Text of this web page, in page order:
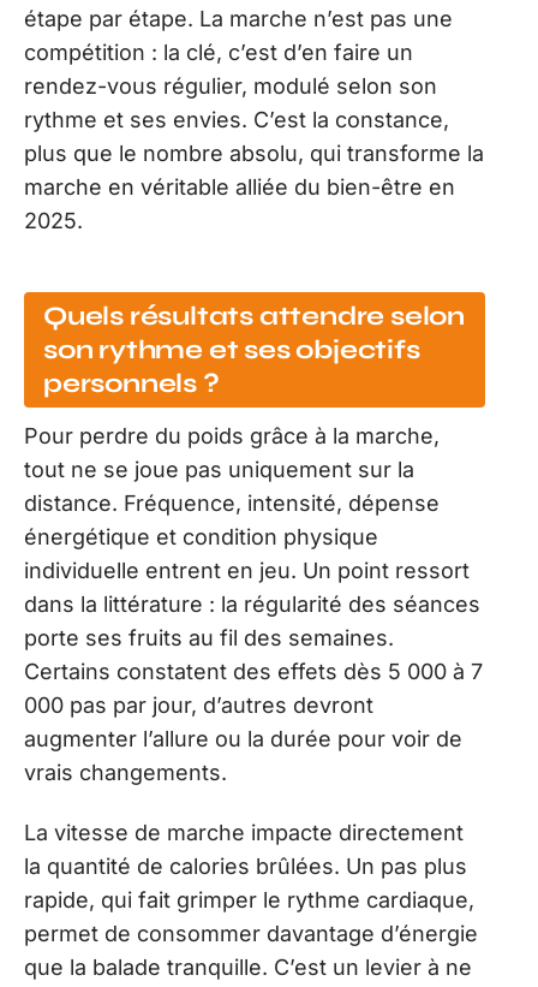
étape par étape. La marche n’est pas une
compétition : la clé, c’est d’en faire un
rendez-vous régulier, modulé selon son
rythme et ses envies. C’est la constance,
plus que le nombre absolu, qui transforme la
marche en véritable alliée du bien-être en
2025.
Quels résultats attendre selon
son rythme et ses objectifs
personnels ?
Pour perdre du poids grâce à la marche,
tout ne se joue pas uniquement sur la
distance. Fréquence, intensité, dépense
énergétique et condition physique
individuelle entrent en jeu. Un point ressort
dans la littérature : la régularité des séances
porte ses fruits au fil des semaines.
Certains constatent des effets dès 5 000 à 7
000 pas par jour, d’autres devront
augmenter l’allure ou la durée pour voir de
vrais changements.
La vitesse de marche impacte directement
la quantité de calories brûlées. Un pas plus
rapide, qui fait grimper le rythme cardiaque,
permet de consommer davantage d’énergie
que la balade tranquille. C’est un levier à ne